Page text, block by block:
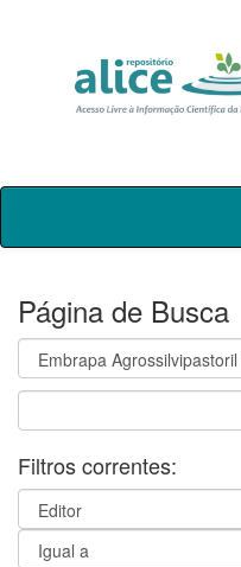
Skip
Página de Busca
Filtros correntes: